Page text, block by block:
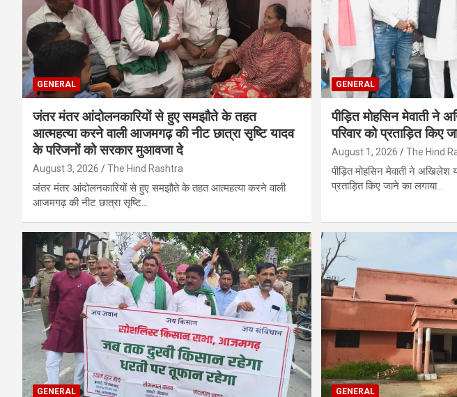
GENERAL
जंतर मंतर आंदोलनकारियों से हुए समझौते के तहत
आत्महत्या करने वाली आजमगढ़ की नीट छात्रा सृष्टि यादव
के परिजनों को सरकार मुआवजा दे
August 3, 2026 The Hind Rashtra
जंतर मंतर आंदोलनकारियों से हुए समझौते के तहत आत्महत्या करने वाली
आजमगढ़ की नीट छात्रा सृष्टि…
GENERAL
पीड़ित मोहसिन मेवाती ने
परिवार को प्रताड़ित किए
August 1, 2026 The Hind
पीड़ित मोहसिन मेवाती ने अखिलेश
प्रताड़ित किए जाने का लगाया…
GENERAL GENERAL